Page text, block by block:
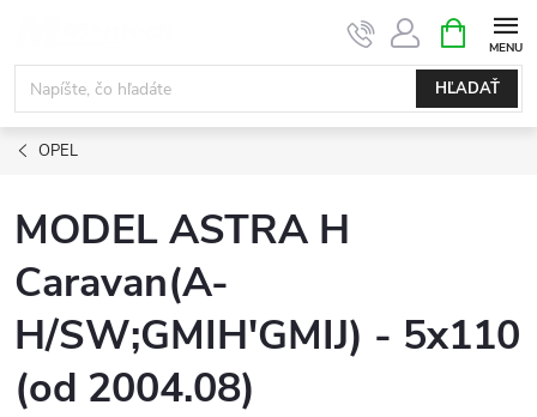
obsah
HĽADAŤ
KOŠÍK
OPEL
MODEL ASTRA H
Caravan(A-
H/SW;GMIH'GMIJ) - 5x110
(od 2004.08)